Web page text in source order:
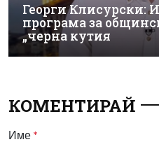
Георги Клисурски:
програма за
„черна кутия
КОМЕНТИРАЙ
Име *